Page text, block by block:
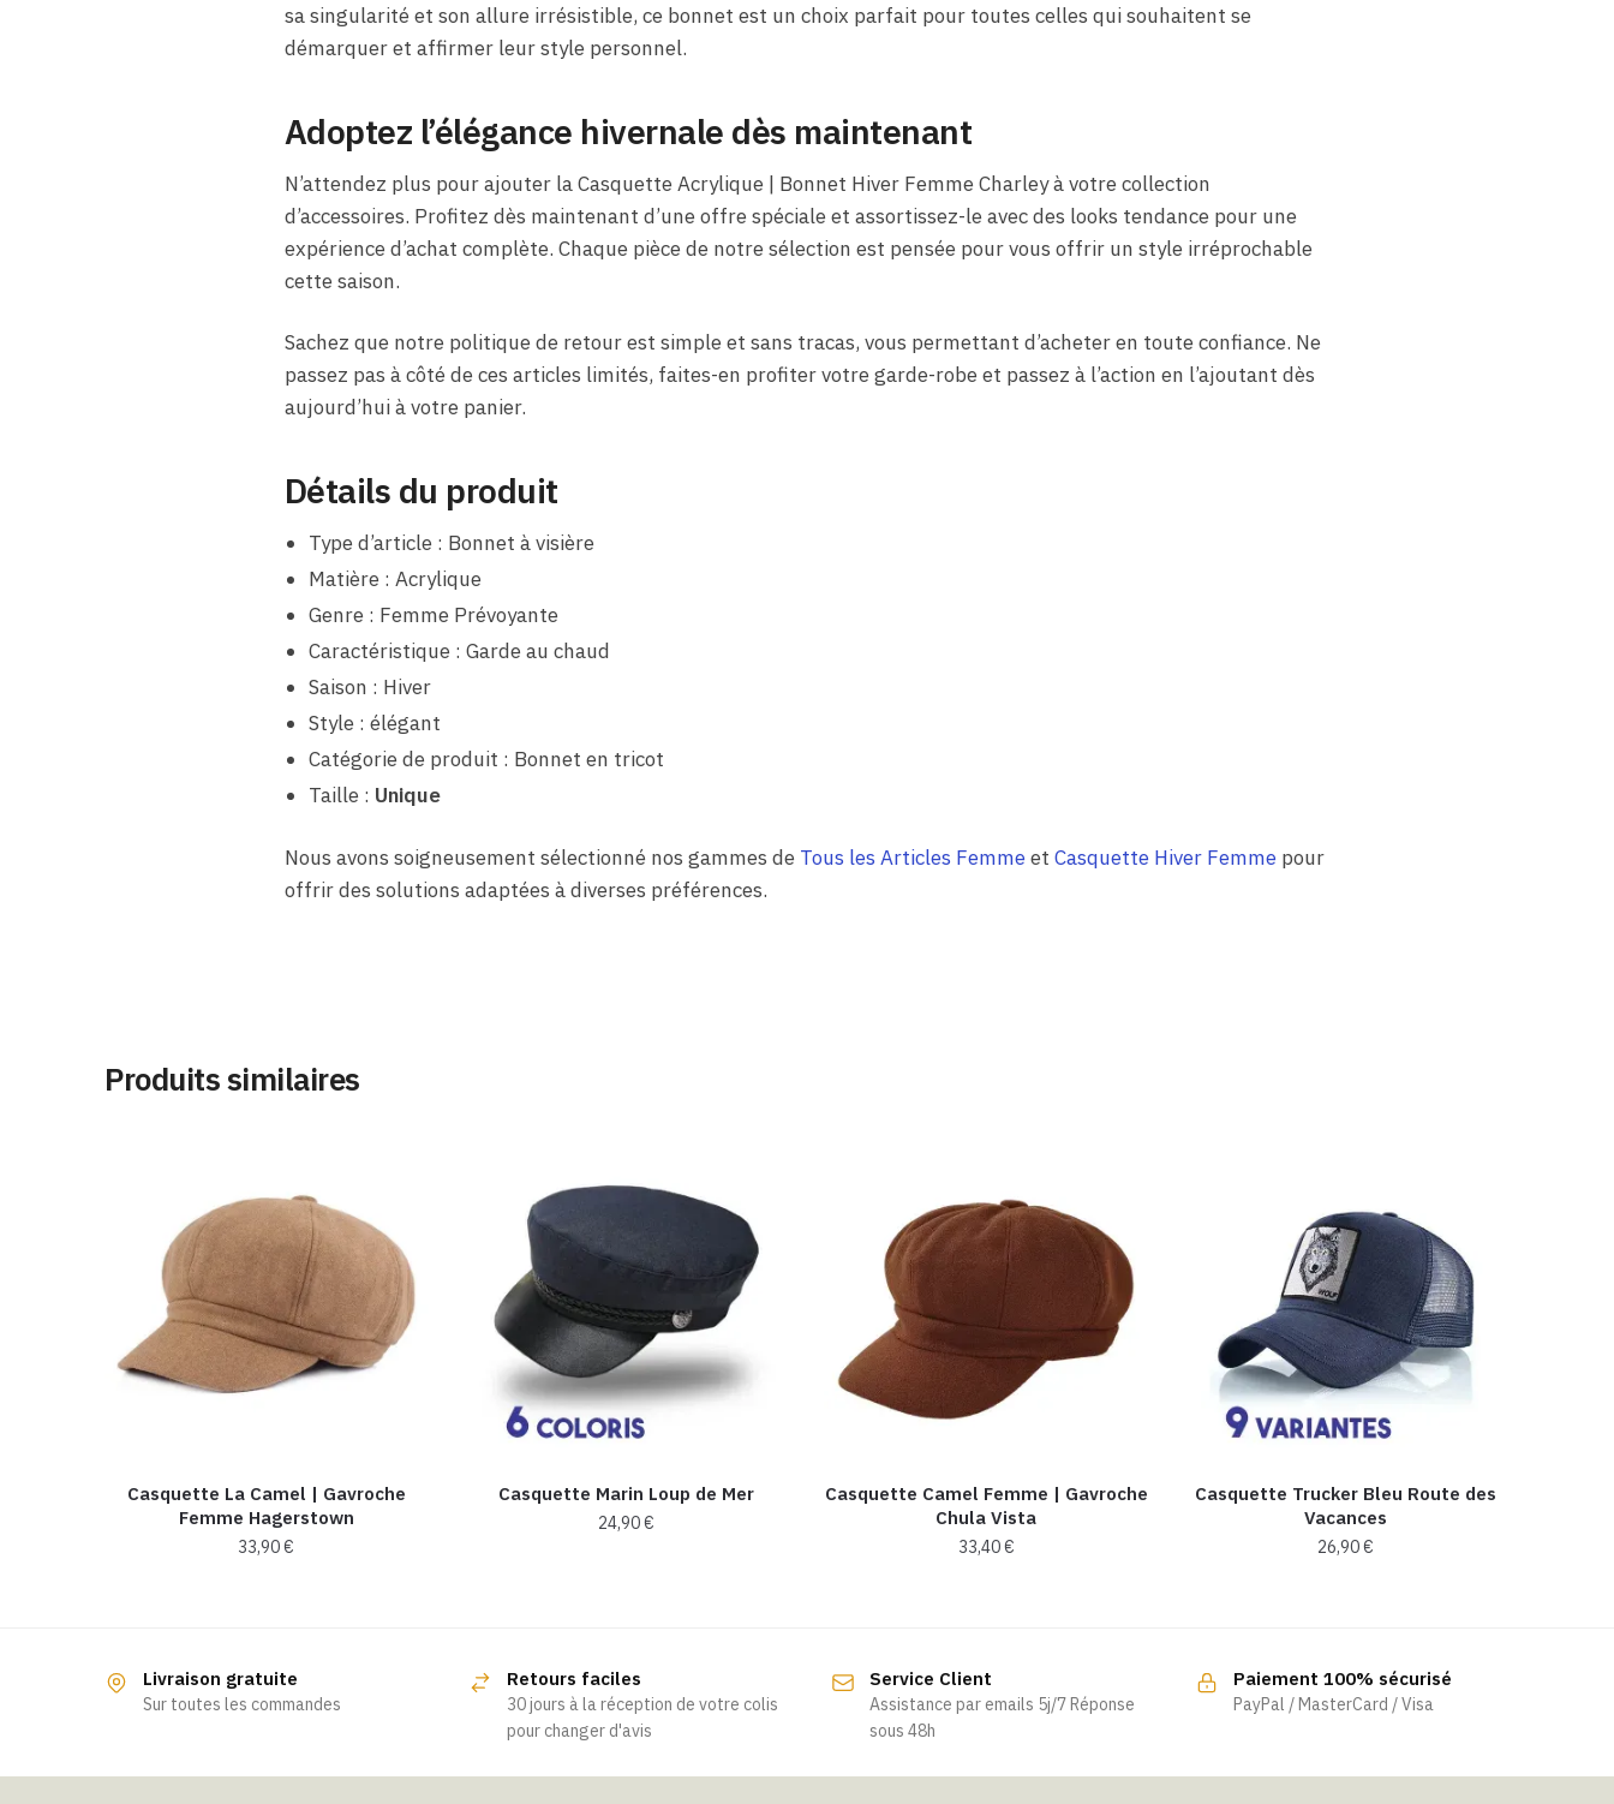
sa singularité et son allure irrésistible, ce bonnet est un choix parfait pour toutes celles qui souhaitent se
démarquer et affirmer leur style personnel.
Adoptez l’élégance hivernale dès maintenant
N’attendez plus pour ajouter la Casquette Acrylique | Bonnet Hiver Femme Charley à votre collection
d’accessoires. Profitez dès maintenant d’une offre spéciale et assortissez-le avec des looks tendance pour une
expérience d’achat complète. Chaque pièce de notre sélection est pensée pour vous offrir un style irréprochable
cette saison.
Sachez que notre politique de retour est simple et sans tracas, vous permettant d’acheter en toute confiance. Ne
passez pas à côté de ces articles limités, faites-en profiter votre garde-robe et passez à l’action en l’ajoutant dès
aujourd’hui à votre panier.
Détails du produit
Type d’article : Bonnet à visière
Matière : Acrylique
Genre : Femme Prévoyante
Caractéristique : Garde au chaud
Saison : Hiver
Style : élégant
Catégorie de produit : Bonnet en tricot
Taille : Unique
Nous avons soigneusement sélectionné nos gammes de Tous les Articles Femmeet Casquette Hiver Femmepour
offrir des solutions adaptées à diverses préférences.
Produits similaires
Casquette La Camel​ | Gavroche
Femme Hagerstown
33,90€
Casquette Marin Loup de Mer
24,90€
variations.
Les
peuvent
Casquette Camel Femme | Gavroche
Chula Vista
33,40€
Casquette Trucker Bleu Route des
Vacances
26,90€
plusieurs
variations.
options
Livraison gratuite
Sur toutes les commandes
Retours faciles
30 jours à la réception de votre colis
pour changer d'avis
Service Client
Assistance par emails 5j/7 Réponse
sous 48h
Paiement 100% sécurisé
PayPal / MasterCard / Visa